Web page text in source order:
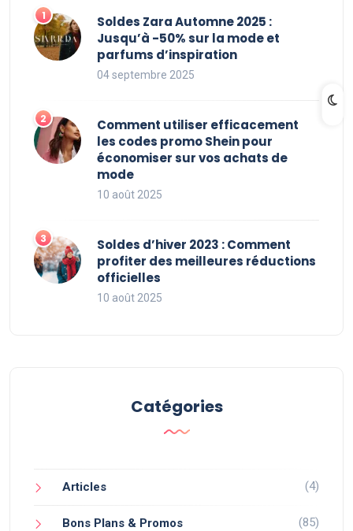
Soldes Zara Automne 2025 :
Jusqu’à -50% sur la mode et
parfums d’inspiration
04 septembre 2025
Comment utiliser efficacement
les codes promo Shein pour
économiser sur vos achats de
mode
10 août 2025
Soldes d’hiver 2023 : Comment
profiter des meilleures réductions
officielles
10 août 2025
Catégories
Articles (4)
Bons Plans & Promos (85)